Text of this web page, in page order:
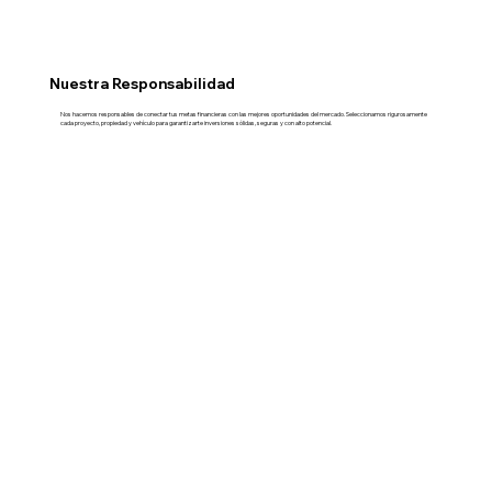
Nuestra Responsabilidad
Nos hacemos responsables de conectar tus metas financieras con las mejores oportunidades del mercado. Seleccionamos rigurosamente
cada proyecto, propiedad y vehículo para garantizarte inversiones sólidas, seguras y con alto potencial.